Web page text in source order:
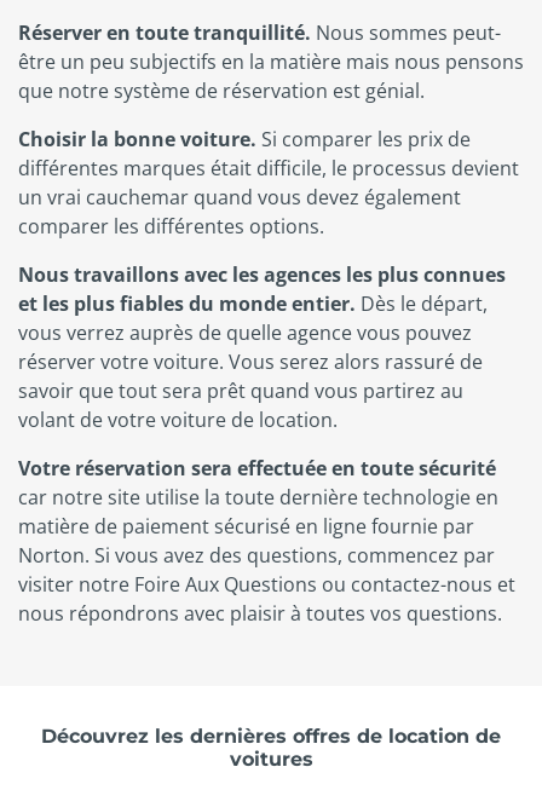
Réserver en toute tranquillité. Nous sommes peut-
être un peu subjectifs en la matière mais nous pensons
que notre système de réservation est génial.
Choisir la bonne voiture. Si comparer les prix de
différentes marques était difficile, le processus devient
un vrai cauchemar quand vous devez également
comparer les différentes options.
Nous travaillons avec les agences les plus connues
et les plus fiables du monde entier. Dès le départ,
vous verrez auprès de quelle agence vous pouvez
réserver votre voiture. Vous serez alors rassuré de
savoir que tout sera prêt quand vous partirez au
volant de votre voiture de location.
Votre réservation sera effectuée en toute sécurité
car notre site utilise la toute dernière technologie en
matière de paiement sécurisé en ligne fournie par
Norton. Si vous avez des questions, commencez par
visiter notre Foire Aux Questions ou contactez-nous et
nous répondrons avec plaisir à toutes vos questions.
Découvrez les dernières offres de location de
voitures